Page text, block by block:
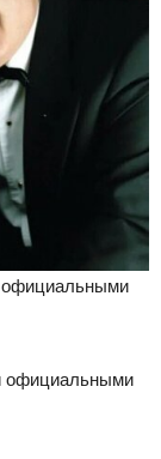
официальными
официальными